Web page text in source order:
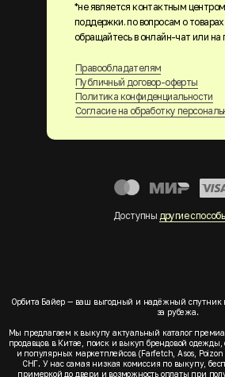
Правообладателям
Публичный договор-оферты
Политика конфиденциальности
Согласие на обработку
Доступны другие
*не является контактным
поддержки. по вопросам о товарах
обращайтесь в онлайн-чат или на
Орбита Байер — ваш выгодный и надёжный спутник
за рубежа.
Мы предлагаем к выкупу актуальный каталог
продавцов в Китае, поиск и выкуп брендовой одежды,
и популярных маркетплейсов (Farfetch, Asos, Poizon
СНГ. У нас самая низкая комиссия по выкупу,
примеркой до двери и возможность оплаты при